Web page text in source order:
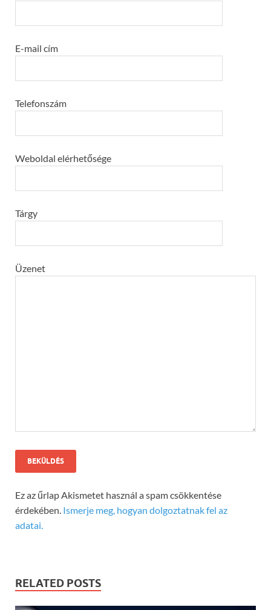
E-mail cím
Telefonszám
Weboldal elérhetősége
Tárgy
Üzenet
Ez az űrlap Akismetet használ a spam csökkentése
érdekében. Ismerje meg, hogyan dolgoztatnak fel az
adatai.
RELATED POSTS